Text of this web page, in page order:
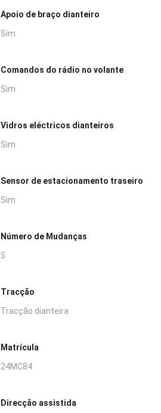
Apoio de braço dianteiro
Sim
Comandos do rádio no volante
Sim
Vidros eléctricos dianteiros
Sim
Sensor de estacionamento traseiro
Sim
Número de Mudanças
5
Tracção
Tracção dianteira
Matrícula
24MC84
Direcção assistida